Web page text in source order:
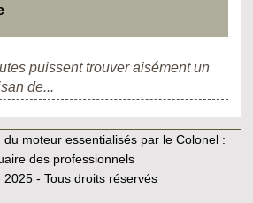
puissent trouver aisément un
de...
moteur essentialisés par le Colonel :
des professionnels
- Tous droits réservés